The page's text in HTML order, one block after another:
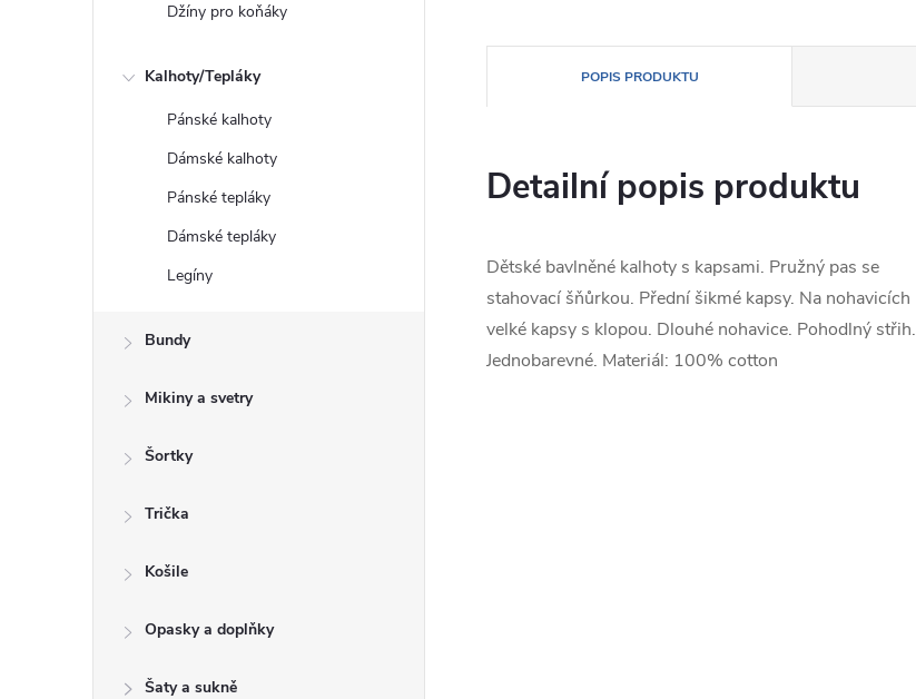
Džíny pro koňáky
Kalhoty/Tepláky
Pánské kalhoty
Dámské kalhoty
Pánské tepláky
Dámské tepláky
Legíny
Bundy
Mikiny a svetry
Šortky
Trička
Košile
Opasky a doplňky
Šaty a sukně
POPIS PRODUKTU
Detailní popis produktu
Dětské bavlněné kalhoty s kapsami. Pružný pas se
stahovací šňůrkou. Přední šikmé kapsy. Na nohavicích
velké kapsy s klopou. Dlouhé nohavice. Pohodlný střih.
Jednobarevné. Materiál: 100% cotton